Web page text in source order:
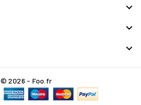



© 2026 - Foo.fr